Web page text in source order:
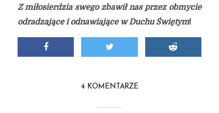
Z miłosierdzia swego zbawił nas przez obmycie
odradzające i odnawiające w Duchu Świętym!
4 KOMENTARZE